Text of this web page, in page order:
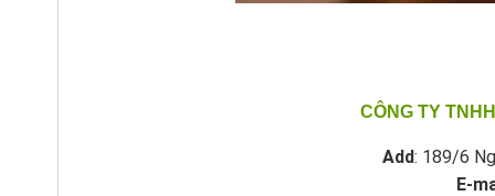
CÔNG TY
Add: 189/6
E-